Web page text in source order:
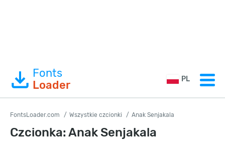
Fonts
Loader
PL
FontsLoader.com Wszystkie czcionki Anak Senjakala
Czcionka: Anak Senjakala